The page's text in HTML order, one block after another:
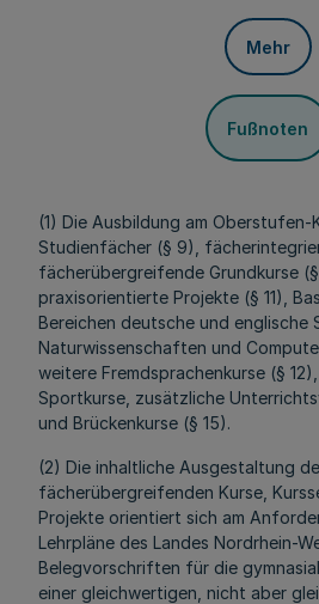
Mehr
Fußnoten
(1) Die Ausbildung am
Studienfächer (§ 9),
fächerübergreifende Grundkurse
praxisorientierte Projekte (§ 11),
Bereichen deutsche und englische
Naturwissenschaften und
weitere Fremdsprachenkurse (§ 12),
Sportkurse, zusätzliche
und Brückenkurse (§ 15).
(2) Die inhaltliche Ausgestaltung
fächerübergreifenden Kurse,
Projekte orientiert sich am
Lehrpläne des Landes Nordrhein-
Belegvorschriften für die
einer gleichwertigen, nicht aber